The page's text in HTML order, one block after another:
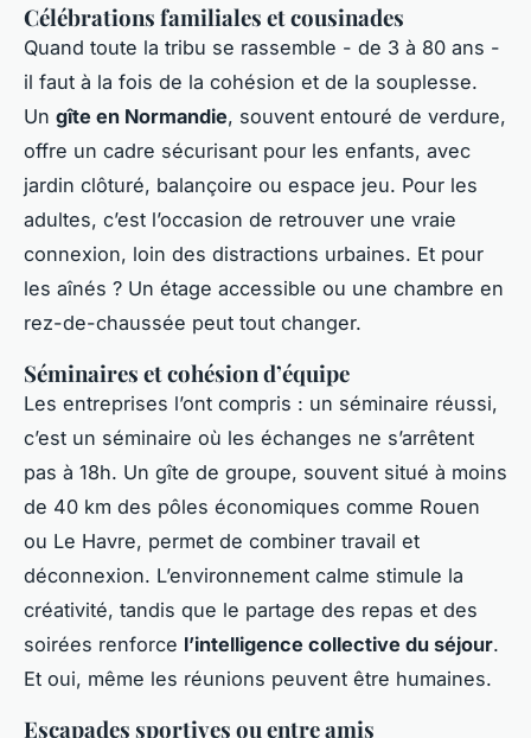
Célébrations familiales et cousinades
Quand toute la tribu se rassemble - de 3 à 80 ans -
il faut à la fois de la cohésion et de la souplesse.
Un gîte en Normandie, souvent entouré de verdure,
offre un cadre sécurisant pour les enfants, avec
jardin clôturé, balançoire ou espace jeu. Pour les
adultes, c’est l’occasion de retrouver une vraie
connexion, loin des distractions urbaines. Et pour
les aînés ? Un étage accessible ou une chambre en
rez-de-chaussée peut tout changer.
Séminaires et cohésion d’équipe
Les entreprises l’ont compris : un séminaire réussi,
c’est un séminaire où les échanges ne s’arrêtent
pas à 18h. Un gîte de groupe, souvent situé à moins
de 40 km des pôles économiques comme Rouen
ou Le Havre, permet de combiner travail et
déconnexion. L’environnement calme stimule la
créativité, tandis que le partage des repas et des
soirées renforce l’intelligence collective du séjour.
Et oui, même les réunions peuvent être humaines.
Escapades sportives ou entre amis